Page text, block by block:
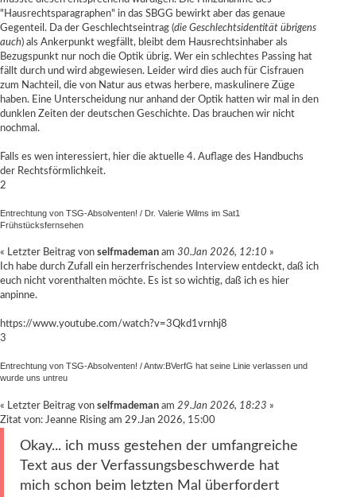
"Hausrechtsparagraphen" in das SBGG bewirkt aber das genaue
Gegenteil. Da der Geschlechtseintrag (die Geschlechtsidentität übrigens
auch) als Ankerpunkt wegfällt, bleibt dem Hausrechtsinhaber als
Bezugspunkt nur noch die Optik übrig. Wer ein schlechtes Passing hat
fällt durch und wird abgewiesen. Leider wird dies auch für Cisfrauen
zum Nachteil, die von Natur aus etwas herbere, maskulinere Züge
haben. Eine Unterscheidung nur anhand der Optik hatten wir mal in den
dunklen Zeiten der deutschen Geschichte. Das brauchen wir nicht
nochmal.
Falls es wen interessiert, hier die aktuelle 4. Auflage des Handbuchs
der Rechtsförmlichkeit.
2
Entrechtung von TSG-Absolventen! / Dr. Valerie Wilms im Sat1
Frühstücksfernsehen
« Letzter Beitrag von selfmademan am 30.Jan 2026, 12:10 »
Ich habe durch Zufall ein herzerfrischendes Interview entdeckt, daß ich
euch nicht vorenthalten möchte. Es ist so wichtig, daß ich es hier
anpinne.
https://www.youtube.com/watch?v=3Qkd1vrnhj8
3
Entrechtung von TSG-Absolventen! /Antw:BVerfG hat seine Linie verlassen und
wurde uns untreu
« Letzter Beitrag von selfmademan am 29.Jan 2026, 18:23 »
Zitat von: Jeanne Rising am 29.Jan 2026, 15:00
Okay... ich muss gestehen der umfangreiche
Text aus der Verfassungsbeschwerde hat
mich schon beim letzten Mal überfordert